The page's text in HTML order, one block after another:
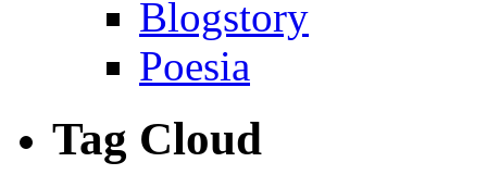
Blogstory
Poesia
Tag Cloud